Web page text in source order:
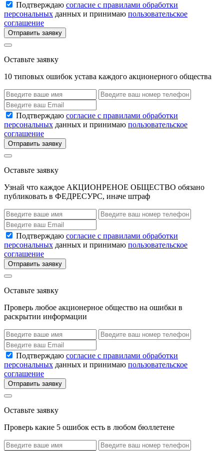
Подтверждаю согласие с правилами обработки
персональных данных и принимаю пользовательское
соглашение
Отправить заявку
Оставьте заявку
10 типовых ошибок устава каждого акционерного общества
Подтверждаю согласие с правилами обработки
персональных данных и принимаю пользовательское
соглашение
Отправить заявку
Оставьте заявку
Узнай что каждое АКЦИОНРЕНОЕ ОБЩЕСТВО обязано
публиковать в ФЕДРЕСУРС, иначе штраф
Подтверждаю согласие с правилами обработки
персональных данных и принимаю пользовательское
соглашение
Отправить заявку
Оставьте заявку
Проверь любое акционерное общество на ошибки в
раскрытии информации
Подтверждаю согласие с правилами обработки
персональных данных и принимаю пользовательское
соглашение
Отправить заявку
Оставьте заявку
Проверь какие 5 ошибок есть в любом бюллетене